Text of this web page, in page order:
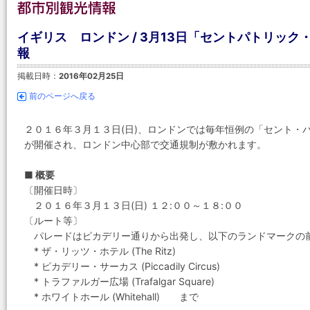
イギリス ロンドン / 3月13日「セントパトリック
報
掲載日時： 2016年02月25日
前のページへ戻る
２０１６年３月１３日(日)、ロンドンでは毎年恒例の「セント
が開催され、ロンドン中心部で交通規制が敷かれます。
■ 概要
〔開催日時〕
２０１６年３月１３日(日) １２:００～１８:００
〔ルート等〕
パレードはピカデリー通りから出発し、以下のランドマークの
* ザ・リッツ・ホテル (The Ritz)
* ピカデリー・サーカス (Piccadily Circus)
* トラファルガー広場 (Trafalgar Square)
* ホワイトホール (Whitehall) まで